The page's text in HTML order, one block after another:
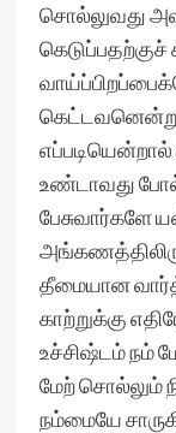
சொல்லுவது
எப்படியென்றால்
உண்டாவது
பேசுவார்களே
தீமையான
காற்றுக்கு
உச்சிஷ்டம் நம்
மேற் சொல்லும்
நம்மையே